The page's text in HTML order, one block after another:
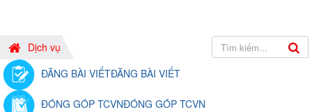
Dịch vụ
ĐĂNG BÀI VIẾTĐĂNG BÀI VIẾT
ĐÓNG GÓP TCVNĐÓNG GÓP TCVN